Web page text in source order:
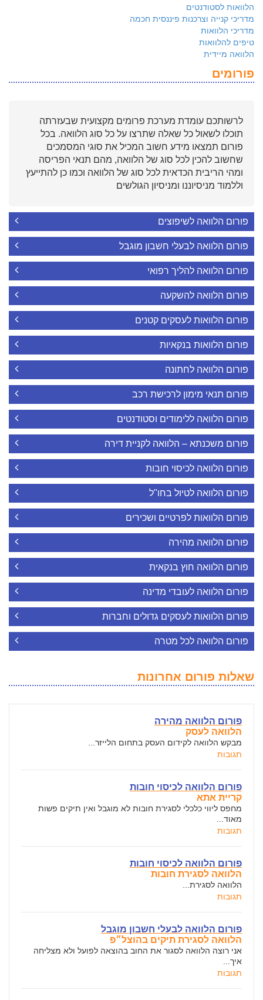
הלוואות לסטודנטים
מדריכי קנייה וצרכנות פיננסית חכמה
מדריכי הלוואות
טיפים להלוואות
הלוואה מיידית
פורומים
לרשותכם עומדת מערכת פרומים מקצועית שבעזרתה
תוכלו לשאול כל שאלה שתרצו על כל סוג הלוואה. בכל
פורום תמצאו מידע חשוב המכיל את סוגי המסמכים
שחשוב להכין לכל סוג של הלוואה, מהם תנאי הפריסה
ומהי הריבית הכדאית לכל סוג של הלוואה וכמו כן להתייעץ
וללמוד מניסיוננו ומניסיון הגולשים
פורום הלוואה לשיפוצים
פורום הלוואה לבעלי חשבון מוגבל
פורום הלוואה להליך רפואי
פורום הלוואה להשקעה
פורום הלוואות לעסקים קטנים
פורום הלוואות בנקאיות
פורום הלוואה לחתונה
פורום תנאי מימון לרכישת רכב
פורום הלוואה ללימודים וסטודנטים
פורום משכנתא – הלוואה לקניית דירה
פורום הלוואה לכיסוי חובות
פורום הלוואה לטיול בחו"ל
פורום הלוואות לפרטיים ושכירים
פורום הלוואה מהירה
פורום הלוואה חוץ בנקאית
פורום הלוואה לעובדי מדינה
פורום הלוואות לעסקים גדולים וחברות
פורום הלוואה לכל מטרה
שאלות פורום אחרונות
פורום הלוואה מהירה
הלוואה לעסק
מבקש הלוואה לקידום העסק בתחום הלייזר...
תגובות
פורום הלוואה לכיסוי חובות
קריית אתא
מחפס ליווי כלכלי לסגירת חובות לא מוגבל ואין תיקים פשות
מאוד...
תגובות
פורום הלוואה לכיסוי חובות
הלוואה לסגירת חובות
הלוואה לסגירת...
תגובות
פורום הלוואה לבעלי חשבון מוגבל
הלוואה לסגירת תיקים בהוצל״פ
אני רוצה הלוואה לסגור את החוב בהוצאה לפועל ולא מצליחה
איך...
תגובות